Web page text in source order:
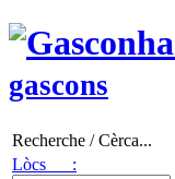
gascons
Recherche / Cèrca...
Lòcs :